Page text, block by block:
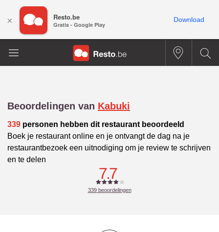
Beoordelingen van Kabuki
339 personen hebben dit restaurant beoordeeld
Boek je restaurant online en je ontvangt de dag na je
restaurantbezoek een uitnodiging om je review te schrijven
en te delen
7.7
339beoordelingen
× Resto.be
Gratis - Google Play
Download